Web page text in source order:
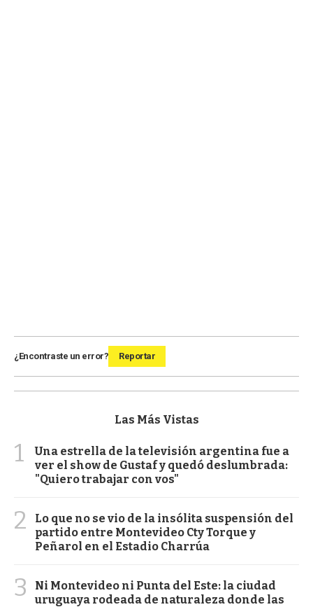
¿Encontraste un error? Reportar
Las Más Vistas
1
Una estrella de la televisión argentina fue a
ver el show de Gustaf y quedó deslumbrada:
"Quiero trabajar con vos"
2
Lo que no se vio de la insólita suspensión del
partido entre Montevideo Cty Torque y
Peñarol en el Estadio Charrúa
3
Ni Montevideo ni Punta del Este: la ciudad
uruguaya rodeada de naturaleza donde las